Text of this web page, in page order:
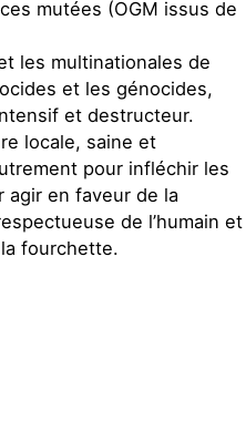
mutées (OGM issus de
les multinationales de
et les génocides,
et destructeur.
locale, saine et
pour infléchir les
agir en faveur de la
de l’humain et
fourchette.